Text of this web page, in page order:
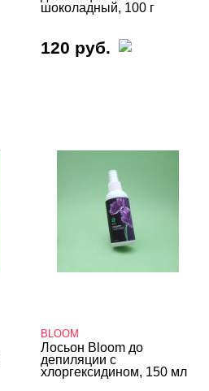
шоколадный, 100 г
120 руб.
BLOOM
Лосьон Bloom до
депиляции с
хлоргексидином, 150 мл